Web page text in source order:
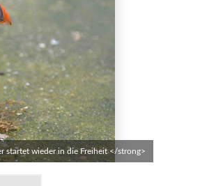
startet wieder in die Freiheit </strong>